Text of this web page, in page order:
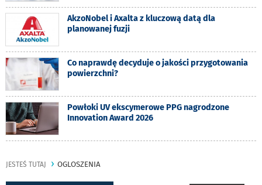
AkzoNobel i Axalta z kluczową datą dla
planowanej fuzji
Co naprawdę decyduje o jakości przygotowania
powierzchni?
Powłoki UV ekscymerowe PPG nagrodzone
Innovation Award 2026
JESTEŚ TUTAJ OGLOSZENIA